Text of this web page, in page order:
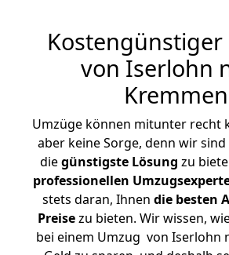
Kostengünstiger
von Iserlohn
Kremmen
Umzüge können mitunter recht
aber keine Sorge, denn wir
diegünstigste Lösung zu
professionellen
stets daran, Ihnen die besten
Preisezu bieten. Wir wissen,
bei einem Umzug von Iserlohn